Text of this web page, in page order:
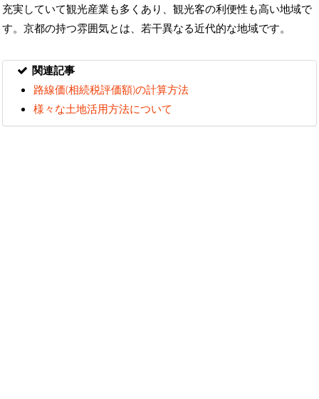
充実していて観光産業も多くあり、観光客の利便性も高い地域で
す。京都の持つ雰囲気とは、若干異なる近代的な地域です。
関連記事
路線価(相続税評価額)の計算方法
様々な土地活用方法について